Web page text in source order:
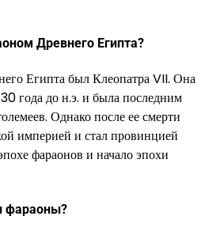
Древнего Египта?
Египта был Клеопатра VII. Она
года до н.э. и была последним
Однако после ее смерти
империей и стал провинцией
фараонов и начало эпохи
фараоны?